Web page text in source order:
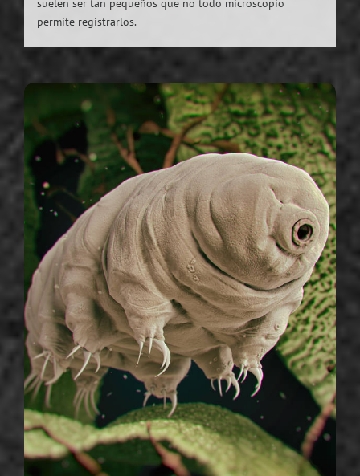
suelen ser tan pequeños que no todo microscopio
permite registrarlos.